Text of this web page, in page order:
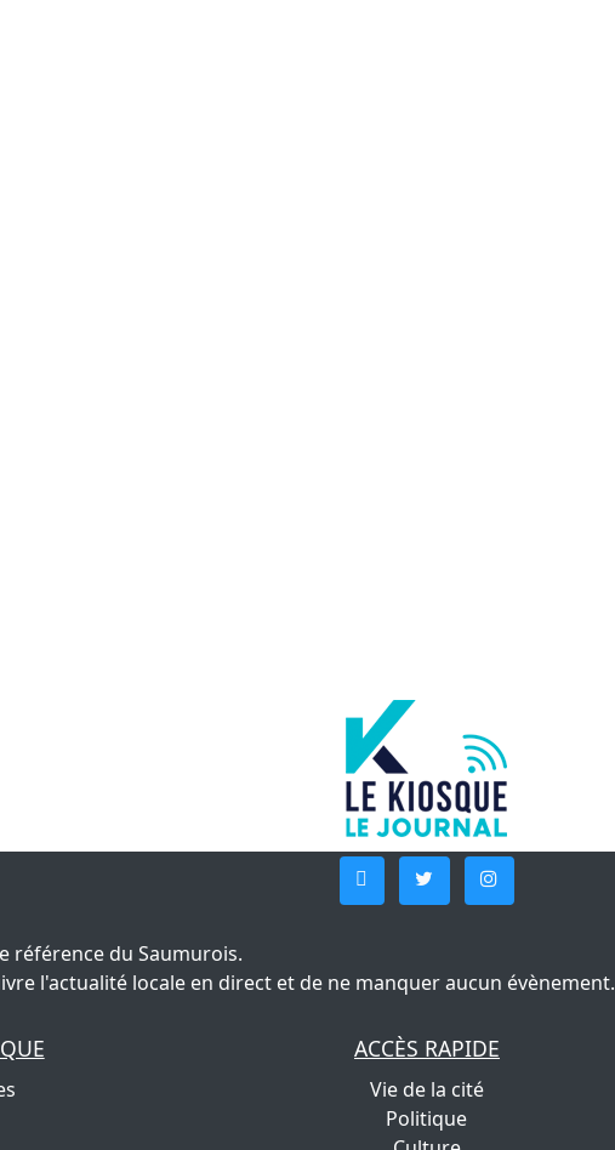
référence du Saumurois.
l'actualité locale en direct et de ne manquer aucun évènement.
ACCÈS RAPIDE
Vie de la cité
Politique